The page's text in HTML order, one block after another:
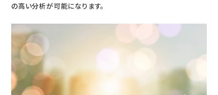
の高い分析が可能になります。